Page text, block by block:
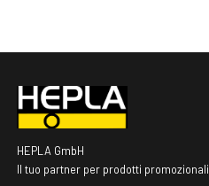
HEPLA GmbH
Il tuo partner per prodotti promozionali